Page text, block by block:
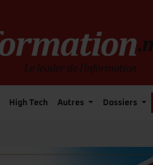
High Tech Autres Dossiers